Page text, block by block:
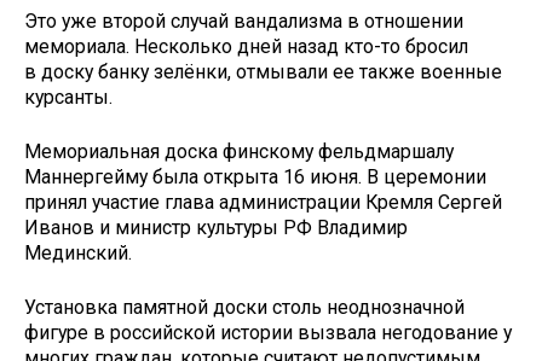
Это уже второй случай вандализма в отношении
мемориала. Несколько дней назад кто-то бросил
в доску банку зелёнки, отмывали ее также военные
курсанты.
Мемориальная доска финскому фельдмаршалу
Маннергейму была открыта 16 июня. В церемонии
принял участие глава администрации Кремля Сергей
Иванов и министр культуры РФ Владимир
Мединский.
Установка памятной доски столь неоднозначной
фигуре в российской истории вызвала негодование у